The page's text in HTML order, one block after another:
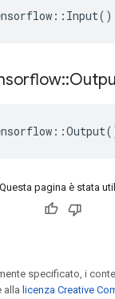
:: Input()
::
::Output
Questa pagina è stata
specificato, i
alla licenza Creative